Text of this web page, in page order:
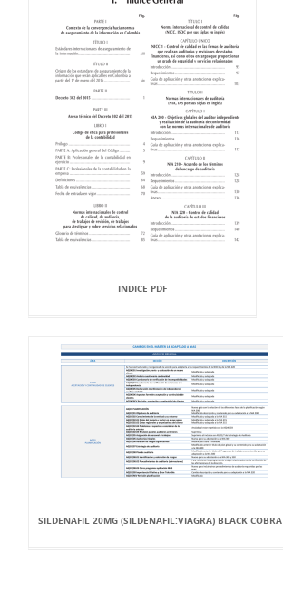
INDICE PDF
SILDENAFIL 20MG (SILDENAFIL:VIAGRA) BLACK COBRA